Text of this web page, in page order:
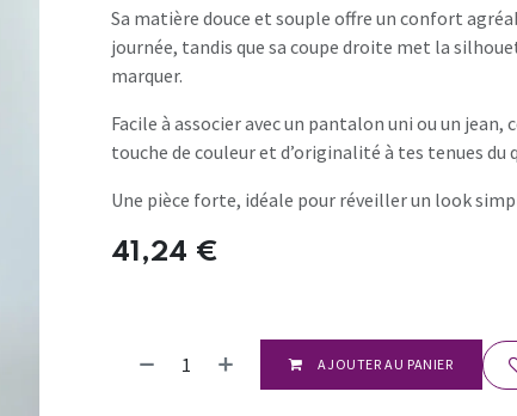
Sa matière douce et souple offre un confort
journée, tandis que sa coupe droite met la
marquer.
Facile à associer avec un pantalon uni ou un jean,
touche de couleur et d’originalité à tes tenues du
Une pièce forte, idéale pour réveiller un look
41,24 €
AJOUTER AU PANIER